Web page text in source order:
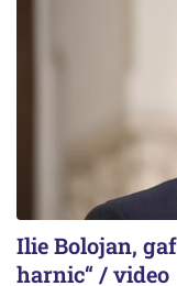
Ilie Bolojan,
harnic“ / video